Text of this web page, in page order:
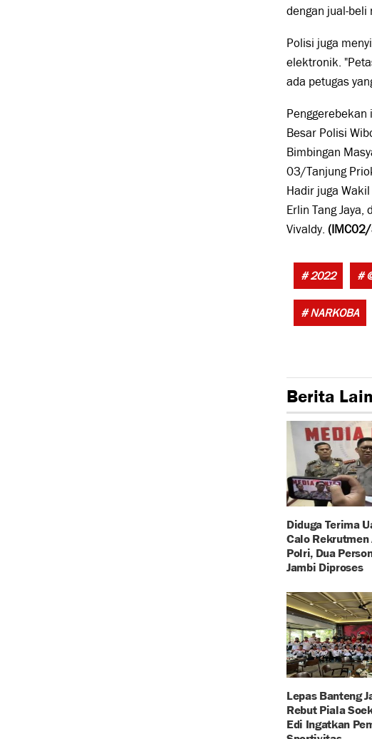
dengan jual-beli
Polisi juga
elektronik.
ada petugas
Besar Polisi
Bimbingan
03/Tanjung
Hadir juga
Erlin Tang
Vivaldy.
# 2022 #
# NARKOBA
Berita
Diduga Terima
Calo Rekrutmen
Polri, Dua
Jambi Diproses
Lepas Banteng
Rebut Piala
Edi Ingatkan